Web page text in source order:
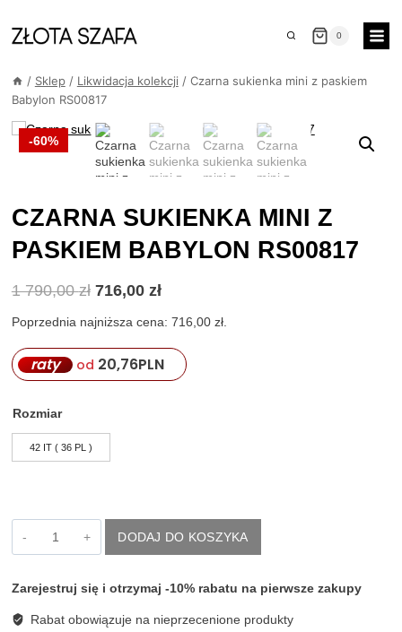
treści
0
/ Sklep / Likwidacja kolekcji / Czarna sukienka mini z paskiem
Babylon RS00817
-60%
CZARNA SUKIENKA MINI Z
PASKIEM BABYLON RS00817
1 790,00zł Pierwotna
wynosiła:
790,00 zł.
716,00 złAktualna
wynosi:
Poprzednia najniższa cena: 716,00 zł.
raty od 20,76PLN
Rozmiar
42 IT ( 36 PL )
Czarna
sukienka
z
Babylon
DODAJ DO KOSZYKA
Zarejestruj się i otrzymaj -10% rabatu na pierwsze zakupy
Rabat obowiązuje na nieprzecenione produkty